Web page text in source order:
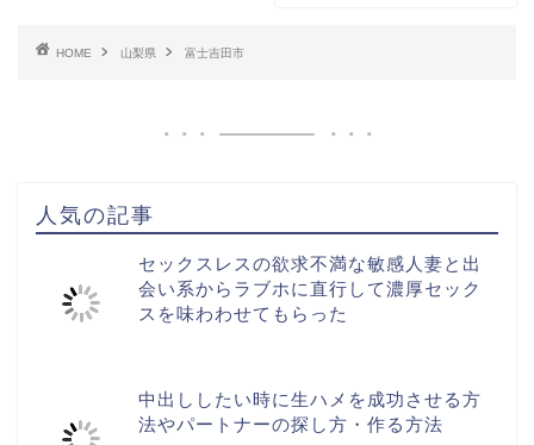
HOME 山梨県 富士吉田市
人気の記事
セックスレスの欲求不満な敏感人妻と出
会い系からラブホに直行して濃厚セック
スを味わわせてもらった
中出ししたい時に生ハメを成功させる方
法やパートナーの探し方・作る方法